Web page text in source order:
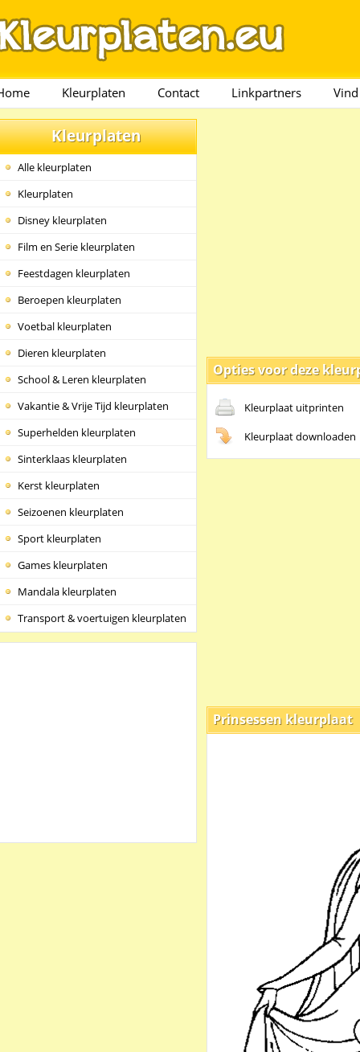
Kleurplaten Contact Linkpartners
Kleurplaten
Alle kleurplaten
Kleurplaten
Disney kleurplaten
Film en Serie kleurplaten
Feestdagen kleurplaten
Beroepen kleurplaten
Voetbal kleurplaten
Dieren kleurplaten
School & Leren kleurplaten
Vakantie & Vrije Tijd kleurplaten
Superhelden kleurplaten
Sinterklaas kleurplaten
Kerst kleurplaten
Seizoenen kleurplaten
Sport kleurplaten
Games kleurplaten
Mandala kleurplaten
Transport & voertuigen kleurplaten
Opties voor deze
Kleurplaat uitprinten
Kleurplaat downloaden
Prinsessen kleurplaat